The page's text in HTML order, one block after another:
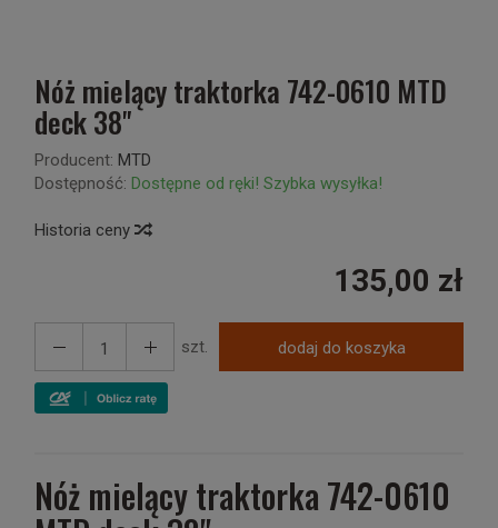
Nóż mielący traktorka 742-0610 MTD
deck 38"
Producent: MTD
Dostępność: Dostępne od ręki! Szybka wysyłka!
Historia ceny
135,00 zł
szt. dodaj do koszyka
Nóż mielący traktorka 742-0610